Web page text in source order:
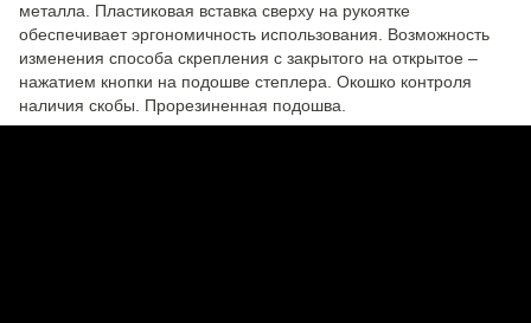
металла. Пластиковая вставка сверху на рукоятке
обеспечивает эргономичность использования. Возможность
изменения способа скрепления с закрытого на открытое –
нажатием кнопки на подошве степлера. Окошко контроля
наличия скобы. Прорезиненная подошва.